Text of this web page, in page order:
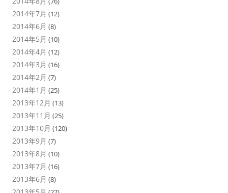
2014年7月 (12)
2014年6月 (8)
2014年5月 (10)
2014年4月 (12)
2014年3月 (16)
2014年2月 (7)
2014年1月 (25)
2013年12月 (13)
2013年11月 (25)
2013年10月 (120)
2013年9月 (7)
2013年8月 (10)
2013年7月 (16)
2013年6月 (8)